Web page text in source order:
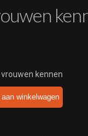
kennen
winkelwagen